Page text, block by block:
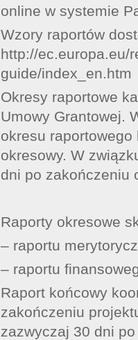
online w systemie
Wzory raportów
http://ec.europa.eu/
guide/index_en.htm
Okresy raportowe
Umowy Grantowej.
okresu raportowego
okresowy. W
dni po zakończeniu
Raporty okresowe
– raportu
– raportu
Raport końcowy
zakończeniu
zazwyczaj 30 dni